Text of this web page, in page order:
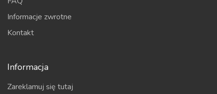
Informacje zwrotne
Kontakt
Informacja
Zareklamuj się tutaj